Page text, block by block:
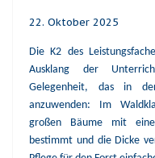
22. Oktober 2025
Die K2 des
Ausklang der
Gelegenheit, das in
anzuwenden: Im
großen Bäume mit
bestimmt und die Dicke